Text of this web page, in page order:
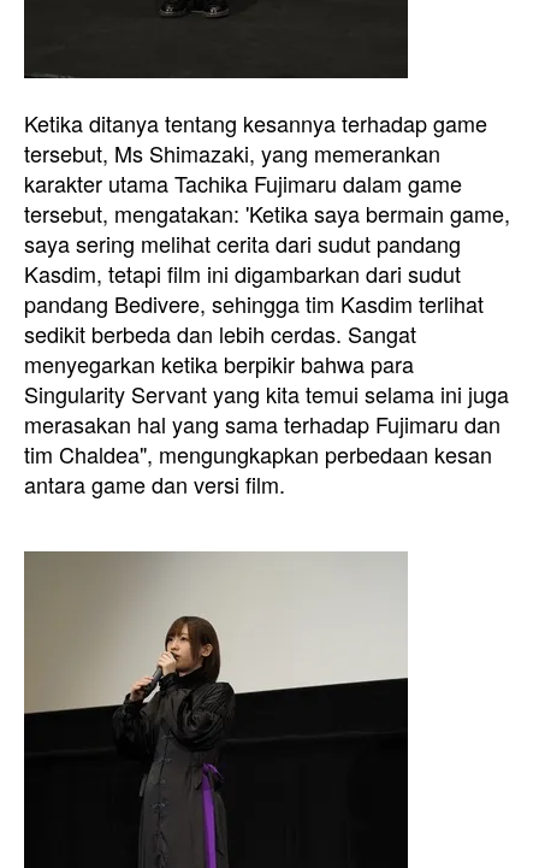
Ketika ditanya tentang kesannya terhadap game
tersebut, Ms Shimazaki, yang memerankan
karakter utama Tachika Fujimaru dalam game
tersebut, mengatakan: 'Ketika saya bermain game,
saya sering melihat cerita dari sudut pandang
Kasdim, tetapi film ini digambarkan dari sudut
pandang Bedivere, sehingga tim Kasdim terlihat
sedikit berbeda dan lebih cerdas. Sangat
menyegarkan ketika berpikir bahwa para
Singularity Servant yang kita temui selama ini juga
merasakan hal yang sama terhadap Fujimaru dan
tim Chaldea", mengungkapkan perbedaan kesan
antara game dan versi film.